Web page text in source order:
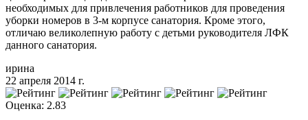
необходимых для привлечения работников для проведения
уборки номеров в 3-м корпусе санатория. Кроме этого,
отличаю великолепную работу с детьми руководителя ЛФК
данного санатория.
ирина
22 апреля 2014 г.
Оценка: 2.83